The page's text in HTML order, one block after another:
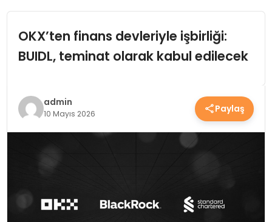
EKONOMI
TEKNOLOJI
OKX’ten finans devleriyle işbirliği:
BUIDL, teminat olarak kabul edilecek
admin
10 Mayıs 2026 Paylaş